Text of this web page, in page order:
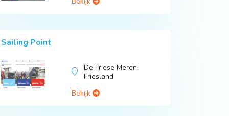
Sailing Point
De Friese Meren,
Friesland
Bekijk